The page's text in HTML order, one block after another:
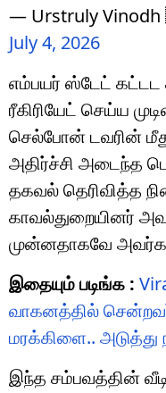
— Urstruly
July 4, 2026
எம்பயர் ஸ்டேட்
ரீகிரியேட் செய்ய
செல்போன் டவரின்
அதிர்ச்சி அடைந்த
தகவல் தெரிவித்த
காவல்துறையினர்
முன்னதாகவே
இதையும் படிங்க :
வாகனத்தில்
மரக்கிளை.. அடுத்து
இந்த சம்பவத்தின்